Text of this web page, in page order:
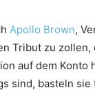
Apollo Brown,
Tribut zu
auf dem Konto
sind, basteln